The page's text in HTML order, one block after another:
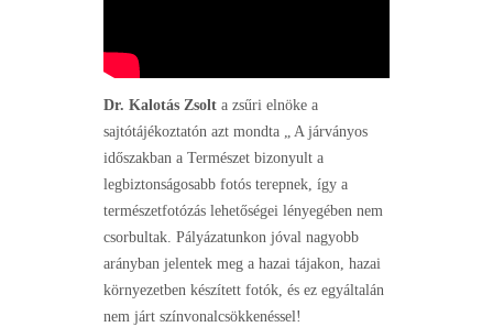
Dr. Kalotás Zsolt a zsűri elnöke a
sajtótájékoztatón azt mondta „ A járványos
időszakban a Természet bizonyult a
legbiztonságosabb fotós terepnek, így a
természetfotózás lehetőségei lényegében nem
csorbultak. Pályázatunkon jóval nagyobb
arányban jelentek meg a hazai tájakon, hazai
környezetben készített fotók, és ez egyáltalán
nem járt színvonalcsökkenéssel!